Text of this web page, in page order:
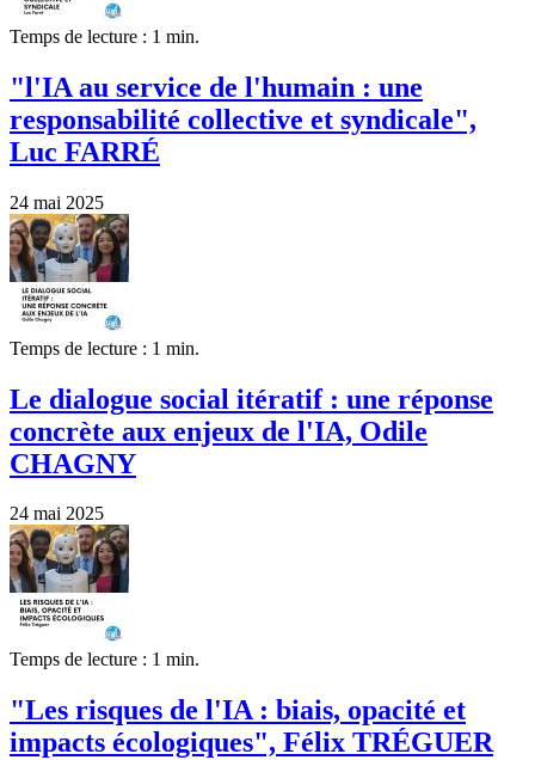
Temps de lecture : 1 min.
"l'IA au service de l'humain : une
responsabilité collective et syndicale",
Luc FARRÉ
24 mai 2025
Temps de lecture : 1 min.
Le dialogue social itératif : une réponse
concrète aux enjeux de l'IA, Odile
CHAGNY
24 mai 2025
Temps de lecture : 1 min.
"Les risques de l'IA : biais, opacité et
impacts écologiques", Félix TRÉGUER